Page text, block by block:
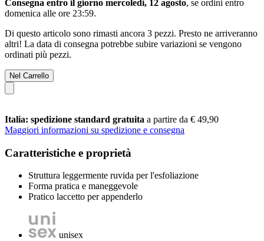
Consegna entro il giorno mercoledì, 12 agosto, se ordini entro
domenica alle ore 23:59.
Di questo articolo sono rimasti ancora 3 pezzi. Presto ne arriveranno
altri! La data di consegna potrebbe subire variazioni se vengono
ordinati più pezzi.
Nel Carrello
Italia: spedizione standard gratuita a partire da € 49,90
Maggiori informazioni su spedizione e consegna
Caratteristiche e proprietà
Struttura leggermente ruvida per l'esfoliazione
Forma pratica e maneggevole
Pratico laccetto per appenderlo
unisex